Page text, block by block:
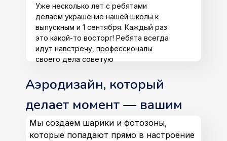
Уже несколько лет с ребятами
делаем украшение нашей школы к
выпускным и 1 сентября. Каждый раз
это какой-то восторг! Ребята всегда
идут навстречу, профессионалы
своего дела советую
Аэродизайн, который
делает момент — вашим
Мы создаем шарики и фотозоны,
которые попадают прямо в настроение